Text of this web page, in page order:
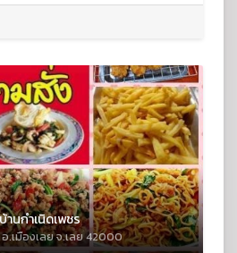
นกำเนิดเพชร
.เมืองเลย จ.เลย 42000